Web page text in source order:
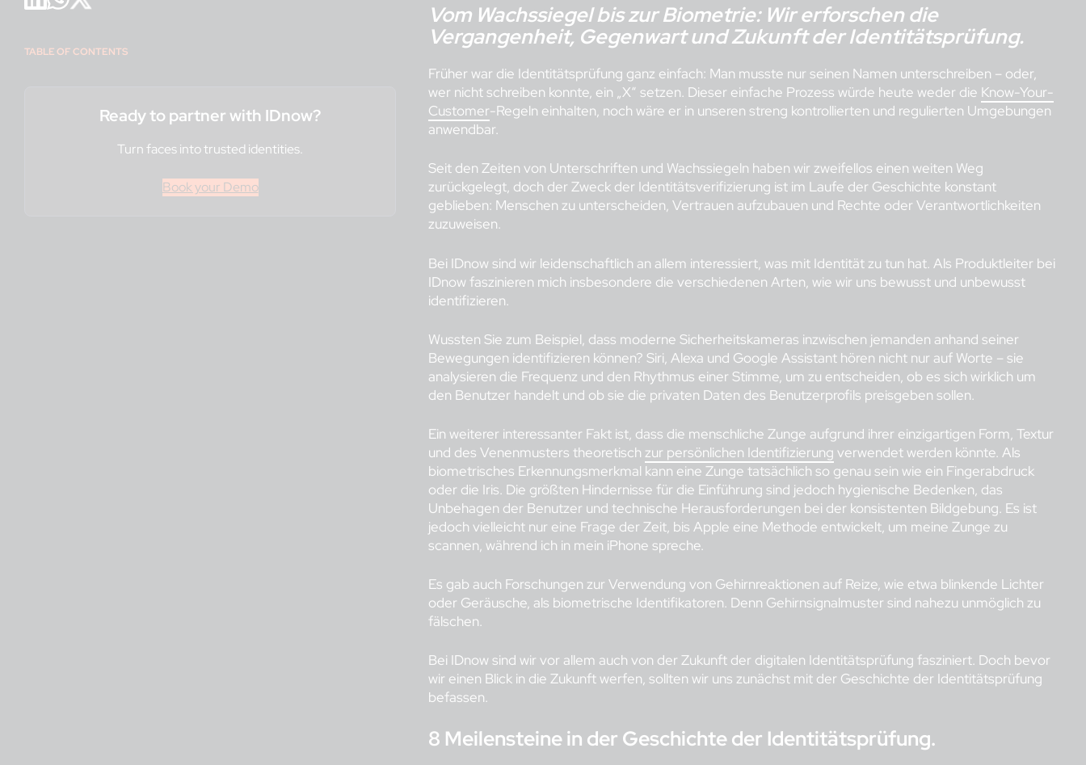
TABLE OF CONTENTS
Ready to partner with IDnow?
Turn faces into trusted identities.
Book your Demo
Vom Wachssiegel bis zur Biometrie: Wir erforschen die
Vergangenheit, Gegenwart und Zukunft der Identitätsprüfung.
Früher war die Identitätsprüfung ganz einfach: Man musste nur seinen Namen unterschreiben – oder,
wer nicht schreiben konnte, ein „X“ setzen. Dieser einfache Prozess würde heute weder die Know-Your-
Customer-Regeln einhalten, noch wäre er in unseren streng kontrollierten und regulierten Umgebungen
anwendbar.
Seit den Zeiten von Unterschriften und Wachssiegeln haben wir zweifellos einen weiten Weg
zurückgelegt, doch der Zweck der Identitätsverifizierung ist im Laufe der Geschichte konstant
geblieben: Menschen zu unterscheiden, Vertrauen aufzubauen und Rechte oder Verantwortlichkeiten
zuzuweisen.
Bei IDnow sind wir leidenschaftlich an allem interessiert, was mit Identität zu tun hat. Als Produktleiter bei
IDnow faszinieren mich insbesondere die verschiedenen Arten, wie wir uns bewusst und unbewusst
identifizieren.
Wussten Sie zum Beispiel, dass moderne Sicherheitskameras inzwischen jemanden anhand seiner
Bewegungen identifizieren können? Siri, Alexa und Google Assistant hören nicht nur auf Worte – sie
analysieren die Frequenz und den Rhythmus einer Stimme, um zu entscheiden, ob es sich wirklich um
den Benutzer handelt und ob sie die privaten Daten des Benutzerprofils preisgeben sollen.
Ein weiterer interessanter Fakt ist, dass die menschliche Zunge aufgrund ihrer einzigartigen Form, Textur
und des Venenmusters theoretisch zur persönlichen Identifizierung verwendet werden könnte. Als
biometrisches Erkennungsmerkmal kann eine Zunge tatsächlich so genau sein wie ein Fingerabdruck
oder die Iris. Die größten Hindernisse für die Einführung sind jedoch hygienische Bedenken, das
Unbehagen der Benutzer und technische Herausforderungen bei der konsistenten Bildgebung. Es ist
jedoch vielleicht nur eine Frage der Zeit, bis Apple eine Methode entwickelt, um meine Zunge zu
scannen, während ich in mein iPhone spreche.
Es gab auch Forschungen zur Verwendung von Gehirnreaktionen auf Reize, wie etwa blinkende Lichter
oder Geräusche, als biometrische Identifikatoren. Denn Gehirnsignalmuster sind nahezu unmöglich zu
fälschen.
Bei IDnow sind wir vor allem auch von der Zukunft der digitalen Identitätsprüfung fasziniert. Doch bevor
wir einen Blick in die Zukunft werfen, sollten wir uns zunächst mit der Geschichte der Identitätsprüfung
befassen.
8 Meilensteine in der Geschichte der Identitätsprüfung.